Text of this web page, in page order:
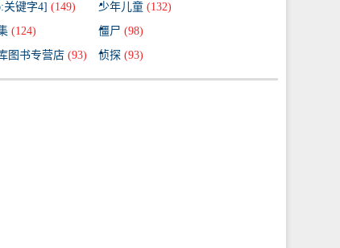
关键字4] (149) 少年儿童 (132)
(124) 僵尸 (98)
图书专营店 (93) 侦探 (93)